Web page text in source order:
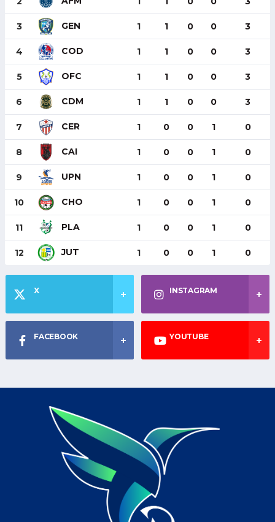
3 GEN 1 1 0 0 3
4 COD 1 1 0 0 3
5 OFC 1 1 0 0 3
6 CDM 1 1 0 0 3
7 CER 1 0 0 1 0
8 CAI 1 0 0 1 0
9 UPN 1 0 0 1 0
10 CHO 1 0 0 1 0
11 PLA 1 0 0 1 0
12 JUT 1 0 0 1 0
X INSTAGRAM
FACEBOOK YOUTUBE